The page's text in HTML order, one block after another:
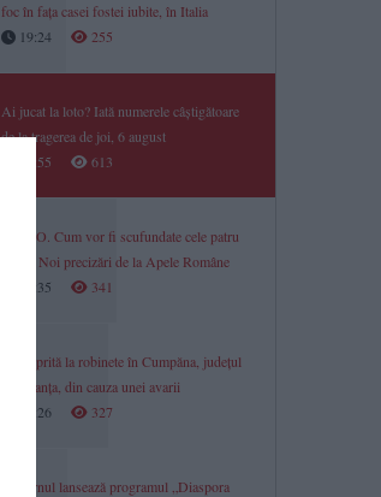
foc în fața casei fostei iubite, în Italia
19:24
255
Ai jucat la loto? Iată numerele câștigătoare
de la tragerea de joi, 6 august
18:55
613
VIDEO. Cum vor fi scufundate cele patru
barje? Noi precizări de la Apele Române
18:35
341
Apă oprită la robinete în Cumpăna, județul
Constanța, din cauza unei avarii
18:26
327
Guvernul lansează programul „Diaspora